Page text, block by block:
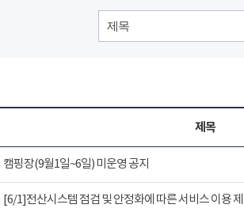
제목
제목
캠핑장(9월1일~6일) 미운영 공지
[6/1]전산시스템 점검 및 안정화에 따른 서비스 이용